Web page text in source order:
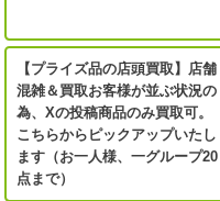
【プライズ品の店頭買取】店舗
混雑＆買取お客様が並ぶ状況の
為、Xの投稿商品のみ買取可。
こちらからピックアップいたし
ます（お一人様、一グループ20
点まで）